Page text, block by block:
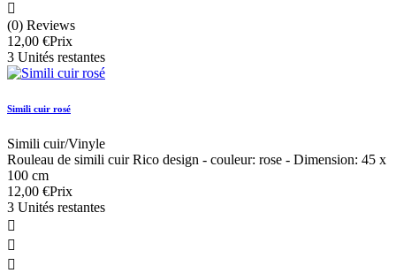

(0) Reviews
12,00 €Prix
3 Unités restantes
Simili cuir rosé
Simili cuir/Vinyle
Rouleau de simili cuir Rico design - couleur: rose - Dimension: 45 x
100 cm
12,00 €Prix
3 Unités restantes


